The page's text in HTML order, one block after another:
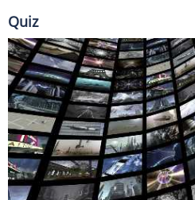
Quiz